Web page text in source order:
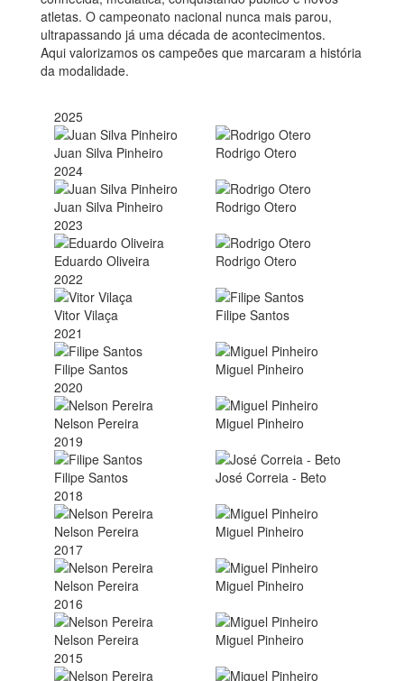
atletas. O campeonato nacional nunca mais parou,
ultrapassando já uma década de acontecimentos.
Aqui valorizamos os campeões que marcaram a história
da modalidade.
2025
Juan Silva Pinheiro
Rodrigo Otero
2024
Juan Silva Pinheiro
Rodrigo Otero
2023
Eduardo Oliveira
Rodrigo Otero
2022
Vitor Vilaça
Filipe Santos
2021
Filipe Santos
Miguel Pinheiro
2020
Nelson Pereira
Miguel Pinheiro
2019
Filipe Santos
José Correia - Beto
2018
Nelson Pereira
Miguel Pinheiro
2017
Nelson Pereira
Miguel Pinheiro
2016
Nelson Pereira
Miguel Pinheiro
2015